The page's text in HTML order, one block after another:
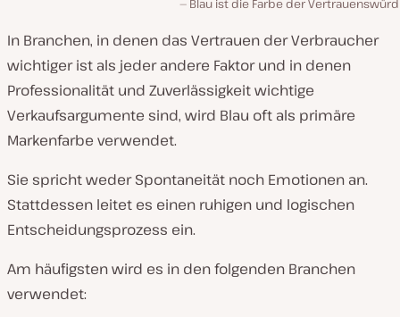
Blau ist die Farbe der
In Branchen, in denen das Vertrauen der Verbraucher
wichtiger ist als jeder andere Faktor und in denen
Professionalität und Zuverlässigkeit wichtige
Verkaufsargumente sind, wird Blau oft als primäre
Markenfarbe verwendet.
Sie spricht weder Spontaneität noch Emotionen an.
Stattdessen leitet es einen ruhigen und logischen
Entscheidungsprozess ein.
Am häufigsten wird es in den folgenden Branchen
verwendet: